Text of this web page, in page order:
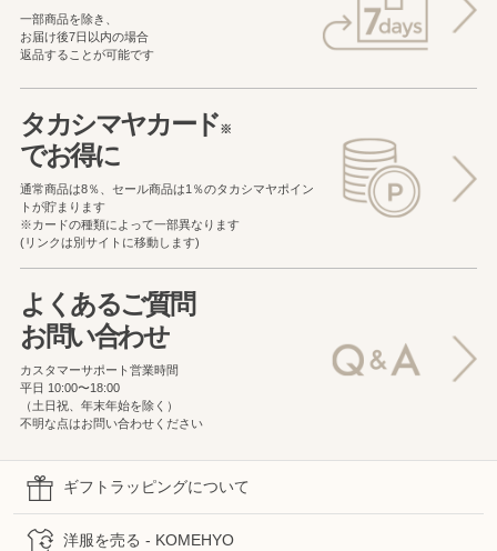
一部商品を除き、
お届け後7日以内の場合
返品することが可能です
タカシマヤカード※
でお得に
通常商品は8％、セール商品は1％のタカシマヤポイン
トが貯まります
※カードの種類によって一部異なります
(リンクは別サイトに移動します)
よくあるご質問
お問い合わせ
カスタマーサポート営業時間
平日 10:00〜18:00
（土日祝、年末年始を除く）
不明な点はお問い合わせください
ギフトラッピングについて
洋服を売る - KOMEHYO